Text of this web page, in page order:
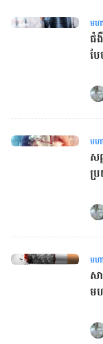
មហ
ជំ
ប
មហ
ស
ប្
មហ
ស
ម